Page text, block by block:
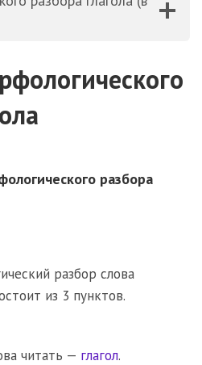
разбора
разбор слова
из 3 пунктов.
читать — глагол.